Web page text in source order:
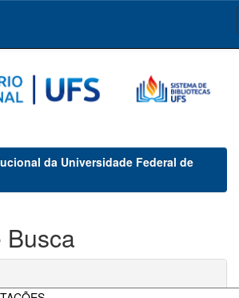
da Universidade Federal de
Busca